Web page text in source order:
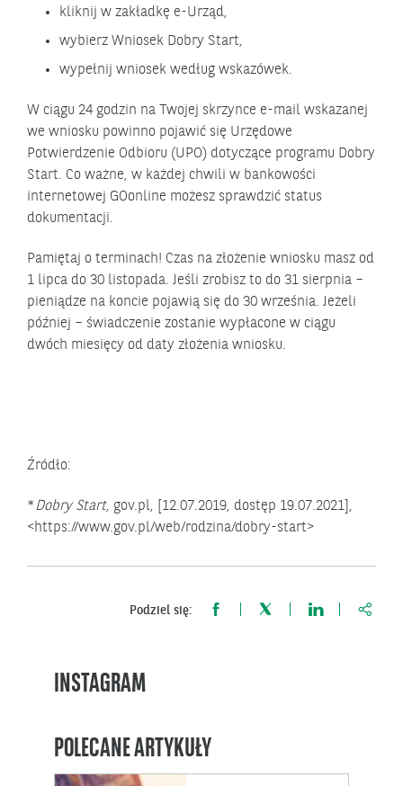
kliknij w zakładkę e-Urząd,
wybierz Wniosek Dobry Start,
wypełnij wniosek według wskazówek.
W ciągu 24 godzin na Twojej skrzynce e-mail wskazanej
we wniosku powinno pojawić się Urzędowe
Potwierdzenie Odbioru (UPO) dotyczące programu Dobry
Start. Co ważne, w każdej chwili w bankowości
internetowej GOonline możesz sprawdzić status
dokumentacji.
Pamiętaj o terminach! Czas na złożenie wniosku masz od
1 lipca do 30 listopada. Jeśli zrobisz to do 31 sierpnia –
pieniądze na koncie pojawią się do 30 września. Jeżeli
później – świadczenie zostanie wypłacone w ciągu
dwóch miesięcy od daty złożenia wniosku.
Źródło:
*Dobry Start, gov.pl, [12.07.2019, dostęp 19.07.2021],
<https://www.gov.pl/web/rodzina/dobry-start>
Podziel się:
INSTAGRAM
POLECANE ARTYKUŁY